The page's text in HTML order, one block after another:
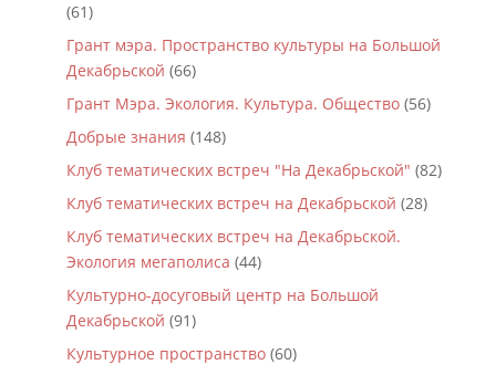
(61)
Грант мэра. Пространство культуры на Большой
Декабрьской (66)
Грант Мэра. Экология. Культура. Общество(56)
Добрые знания (148)
Клуб тематических встреч "На Декабрьской" (82)
Клуб тематических встреч на Декабрьской (28)
Клуб тематических встреч на Декабрьской.
Экология мегаполиса (44)
Культурно-досуговый центр на Большой
Декабрьской (91)
Культурное пространство(60)